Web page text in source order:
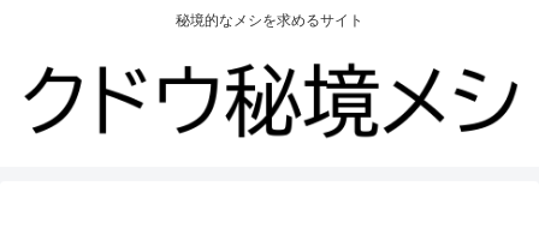
秘境的なメシを求めるサイト